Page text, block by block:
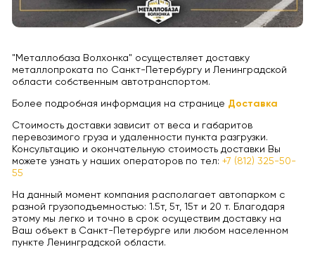
"Металлобаза Волхонка" осуществляет доставку
металлопроката по Санкт-Петербургу и Ленинградской
области собственным автотранспортом.
Более подробная информация на странице Доставка
Стоимость доставки зависит от веса и габаритов
перевозимого груза и удаленности пункта разгрузки.
Консультацию и окончательную стоимость доставки Вы
можете узнать у наших операторов по тел: +7 (812) 325-50-
55
На данный момент компания располагает автопарком с
разной грузоподъемностью: 1.5т, 5т, 15т и 20 т. Благодаря
этому мы легко и точно в срок осуществим доставку на
Ваш объект в Санкт-Петербурге или любом населенном
пункте Ленинградской области.